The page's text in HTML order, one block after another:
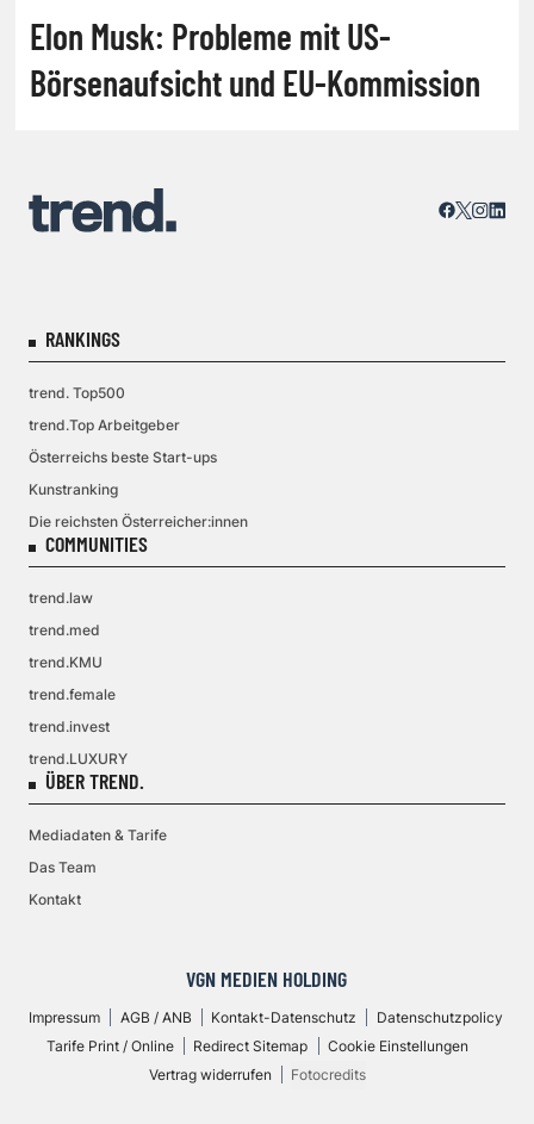
Elon Musk: Probleme mit US-
Börsenaufsicht und EU-Kommission
RANKINGS
trend. Top500
trend.Top Arbeitgeber
Österreichs beste Start-ups
Kunstranking
Die reichsten Österreicher:innen
COMMUNITIES
trend.law
trend.med
trend.KMU
trend.female
trend.invest
trend.LUXURY
ÜBER TREND.
Mediadaten & Tarife
Das Team
Kontakt
VGN MEDIEN HOLDING
Impressum AGB / ANB Kontakt-Datenschutz
Datenschutzpolicy
Tarife Print / Online
Redirect Sitemap
Cookie Einstellungen
Vertrag widerrufen
Fotocredits